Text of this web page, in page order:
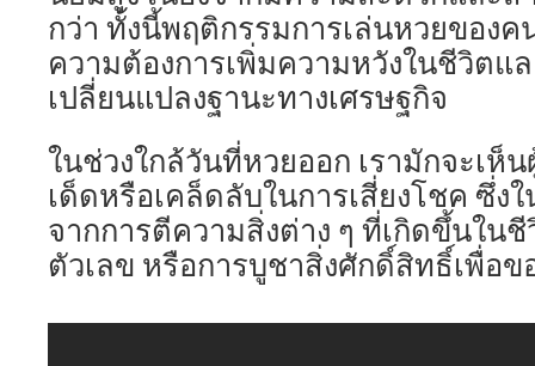
กว่า ทั้งนี้พฤติกรรมการเล่นหวยของ
ความต้องการเพิ่มความหวังในชีวิตแ
เปลี่ยนแปลงฐานะทางเศรษฐกิจ
ในช่วงใกล้วันที่หวยออก เรามักจะเห็
เด็ดหรือเคล็ดลับในการเสี่ยงโชค ซึ่ง
จากการตีความสิ่งต่าง ๆ ที่เกิดขึ้นใน
ตัวเลข หรือการบูชาสิ่งศักดิ์สิทธิ์เพื่อ